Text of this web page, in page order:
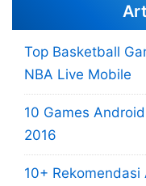
Top Basketball
NBA Live Mobile
10 Games
2016
10+